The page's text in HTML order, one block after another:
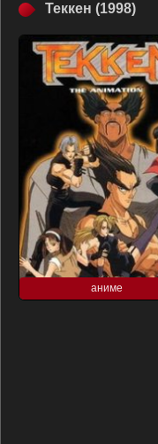
Теккен (1998)
аниме